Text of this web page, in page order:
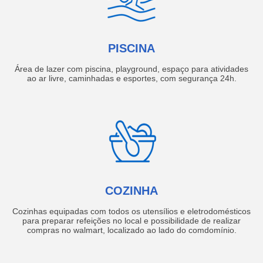
PISCINA
Área de lazer com piscina, playground, espaço para atividades
ao ar livre, caminhadas e esportes, com segurança 24h.
COZINHA
Cozinhas equipadas com todos os utensílios e eletrodomésticos
para preparar refeições no local e possibilidade de realizar
compras no walmart, localizado ao lado do comdomínio.